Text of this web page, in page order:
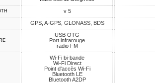
v 5
GPS, A-GPS, GLONASS, BDS
USB OTG
Port infrarouge
radio FM
Wi-Fi bi-bande
Wi-Fi Direct
Point d'accès Wi-Fi
Bluetooth LE
Bluetooth A2DP